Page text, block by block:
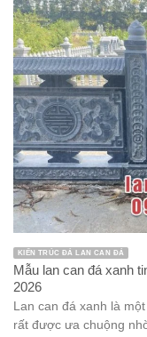
KIẾN TRÚC ĐÁ LAN CAN ĐÁ
Mẫu lan can đá xanh
2026
Lan can đá xanh là
rất được ưa chuộng